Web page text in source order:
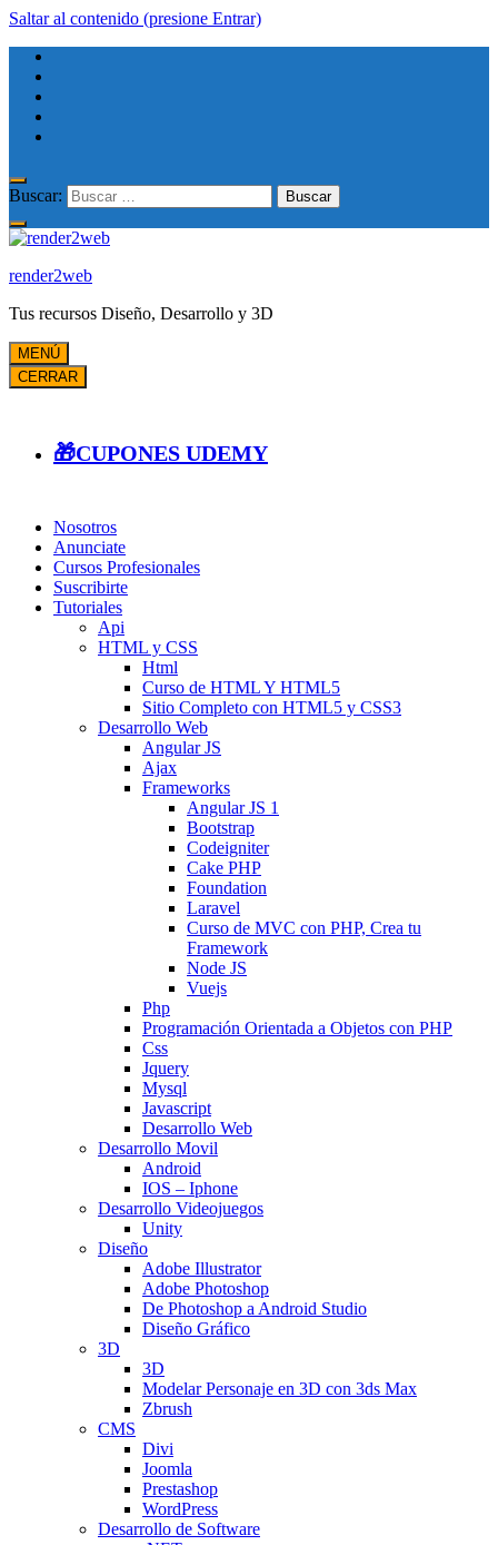
Saltar al contenido (presione Entrar)
Buscar:
render2web
Tus recursos Diseño, Desarrollo y 3D
MENÚ
CERRAR
🎁CUPONES UDEMY
Nosotros
Anunciate
Cursos Profesionales
Suscribirte
Tutoriales
Api
HTML y CSS
Html
Curso de HTML Y HTML5
Sitio Completo con HTML5 y CSS3
Desarrollo Web
Angular JS
Ajax
Frameworks
Angular JS 1
Bootstrap
Codeigniter
Cake PHP
Foundation
Laravel
Curso de MVC con PHP, Crea tu
Framework
Node JS
Vuejs
Php
Programación Orientada a Objetos con PHP
Css
Jquery
Mysql
Javascript
Desarrollo Web
Desarrollo Movil
Android
IOS – Iphone
Desarrollo Videojuegos
Unity
Diseño
Adobe Illustrator
Adobe Photoshop
De Photoshop a Android Studio
Diseño Gráfico
3D
3D
Modelar Personaje en 3D con 3ds Max
Zbrush
CMS
Divi
Joomla
Prestashop
WordPress
Desarrollo de Software